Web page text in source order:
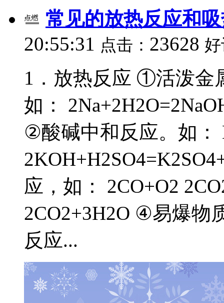
常见的放热反应和
20:55:31 点击： 23628
1．放热反应 ①活泼金
如：
②酸碱中和反应。如：
应，如： 2CO+O2
2CO2+3H2O ④易爆物
反应...